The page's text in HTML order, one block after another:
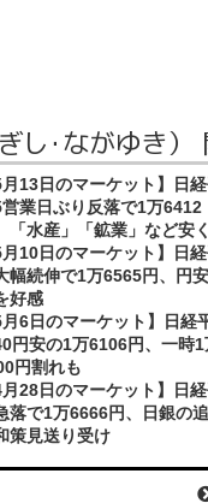
し・ながゆき）
月13日のマーケット】日
業日ぶり反落で1万6412
「水産」「鉱業」など安く
月10日のマーケット】日
幅続伸で1万6565円、円
好感
月6日のマーケット】日経
円安の1万6106円、一時1
円割れも
月28日のマーケット】日
落で1万6666円、日銀の
策見送り受け